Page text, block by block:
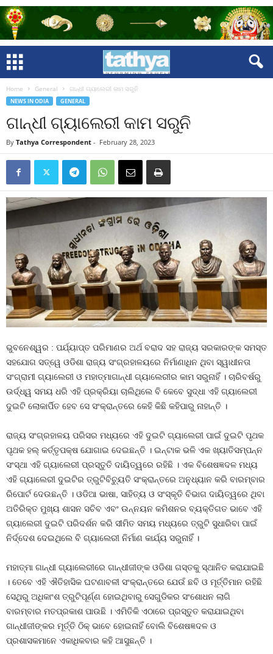
Home General ଗାନ୍ଧୀ ଗ୍ୟାଲେରୀ କାମ ସରୁନି
NEWS IN ODIA GENERAL
ଗାନ୍ଧୀ ଗ୍ୟାଲେରୀ କାମ ସରୁନି
By Tathya Correspondent - February 28, 2023
ଭୁବନେଶ୍ୱର : ପର୍ଯ୍ୟାପ୍ତ ପରିମାଣର ଅର୍ଥ ବରାଦ ସହ ରାଜ୍ୟ ସରକାରଙ୍କ ସମସ୍ତ
ସହଯୋଗ ସତ୍ୱେ ଓଡିଶା ରାଜ୍ୟ ସଂଗ୍ରହାଳୟରେ ନିର୍ମାଣାଧିନ ଥିବା ସ୍ୱାଧୀନତା
ସଂଗ୍ରାମୀ ଗ୍ୟାଲେରୀ ଓ ମହାତ୍ମାଗାନ୍ଧୀ ଗ୍ୟାଲେରୀର କାମ ସରୁନାହିଁ । ଚାରିବର୍ଷରୁ
ଉର୍ଦ୍ଧ୍ୱ ସମୟ ଧରି ଏହି ପ୍ରକ୍ରିୟା ଚାଲିଥିଲେ ବି କେବେ ସୁଦ୍ଧା ଏହି ଗ୍ୟାଲେରୀ
ଦୁଇଟି ଲୋକାର୍ପିତ ହେବ ସେ ସଂକ୍ରାନ୍ତରେ କେହି କିଛି କହିପାରୁ ନାହାନ୍ତି ।
ରାଜ୍ୟ ସଂଗ୍ରହାଳୟ ପରିସର ମଧ୍ୟରେ ଏହି ଦୁଇଟି ଗ୍ୟାଲେରୀ ପାଇଁ ଦୁଇଟି ପୃଥକ
ପୃଥକ ହଲ୍‍ କର୍ତ୍ତୃପକ୍ଷ ଯୋଗାଇ ଦେଇଛନ୍ତି । ଇନ୍‍ଟାକ ଭଳି ଏକ ଖ୍ୟାତିସମ୍ପନ୍ନ
ସଂସ୍ଥା ଏହି ଗ୍ୟାଲେରୀ ପ୍ରସ୍ତୁତି ଦାୟିତ୍ୱରେ ରହିଛି । ଏକ ବିଶେଷଜ୍ଞଦଳ ମଧ୍ୟ
ଏହି ଗ୍ୟାଲେରୀ ଦୁଇଟିର ତ୍ରୁଟିବିଚ୍ୟୁତି ସଂକ୍ରାନ୍ତରେ ଅନୁଧ୍ୟାନ କରି ବାରମ୍ବାର
ରିପୋର୍ଟ ଦେଉଛନ୍ତି । ଓଡିଆ ଭାଷା, ସାହିତ୍ୟ ଓ ସଂସ୍କୃତି ବିଭାଗ ଦାୟିତ୍ୱରେ ଥିବା
ଅତିରିକ୍ତ ମୁଖ୍ୟ ଶାସନ ସଚିବ ଏବଂ ଉନ୍ନୟନ କମିଶନର ବ୍ୟକ୍ତିଗତ ଭାବେ ଏହି
ଗ୍ୟାଲେରୀ ଦୁଇଟି ପରିଦର୍ଶନ କରି ସୀମିତ ସମୟ ମଧ୍ୟରେ ତ୍ରୁଟି ସୁଧାରିବା ପାଇଁ
ନିର୍ଦ୍ଦେଶ ଦେଇଥିଲେ ବି ଗ୍ୟାଲେରୀ ନିର୍ମାଣ କାର୍ଯ୍ୟ ସରୁନାହିଁ ।
ମହାତ୍ମା ଗାନ୍ଧୀ ଗ୍ୟାଲେରୀରେ ଗାନ୍ଧୀଜୀଙ୍କ ଓଡିଶା ଗସ୍ତକୁ ସ୍ଥାନିତ କରାଯାଇଛି
। ତେବେ ଏହି ଐତିହାସିକ ଘଟଣାବଳୀ ସଂକ୍ରାନ୍ତରେ ଯେଉଁ ଛବି ଓ ମୂର୍ତ୍ତିମାନ ରହିଛି
ସେଥିରୁ ଅଧିକାଂଶ ତ୍ରୁଟିପୂର୍ଣ୍ଣ ହୋଇଥିବାରୁ ସେଗୁଡିକର ସଂଶୋଧନ ଲାଗି
ବାରମ୍ବାର ମତପ୍ରକାଶ ପାଉଛି । ଏମିତିକି ଏଠାରେ ପ୍ରସ୍ତୁତ କରାଯାଇଥିବା
ଗାନ୍ଧୀଜୀଙ୍କର ମୂର୍ତ୍ତି ଠିକ୍‍ ଭାବେ ହୋଇନାହିଁ ବୋଲି ବିଶେଷଜ୍ଞଦଳ ଓ
ପ୍ରଶାସକମାନେ ଏକାଧିକବାର କହି ଆସୁଛନ୍ତି ।